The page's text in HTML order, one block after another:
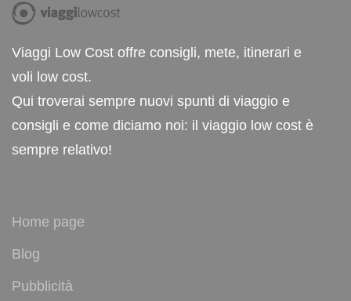
Viaggi Low Cost offre consigli, mete, itinerari e
voli low cost.
Qui troverai sempre nuovi spunti di viaggio e
consigli e come diciamo noi: il viaggio low cost è
sempre relativo!
Home page
Blog
Pubblicità